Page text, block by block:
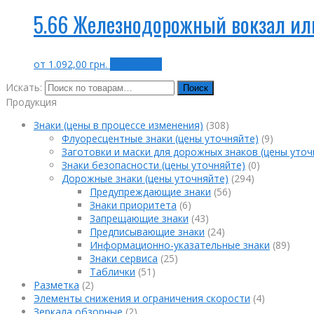
5.66 Железнодорожный вокзал
от 1.092,00 грн.
Искать:
Поиск
Продукция
Знаки (цены в процессе изменения) (308)
Флуоресцентные знаки (цены уточняйте) (9)
Заготовки и маски для дорожных знаков (цены
Знаки безопасности (цены уточняйте) (0)
Дорожные знаки (цены уточняйте) (294)
Предупреждающие знаки (56)
Знаки приоритета (6)
Запрещающие знаки (43)
Предписывающие знаки (24)
Информационно-указательные знаки (89)
Знаки сервиса (25)
Таблички (51)
Разметка (2)
Элементы снижения и ограничения скорости (4)